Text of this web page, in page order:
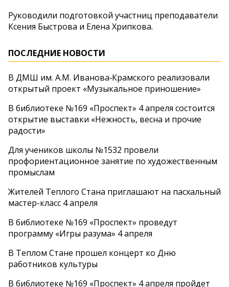
Руководили подготовкой участниц преподаватели
Ксения Быстрова и Елена Хрипкова.
ПОСЛЕДНИЕ НОВОСТИ
В ДМШ им. А.М. Иванова‑Крамского реализовали
открытый проект «Музыкальное приношение»
В библиотеке №169 «Проспект» 4 апреля состоится
открытие выставки «Нежность, весна и прочие
радости»
Для учеников школы №1532 провели
профориентационное занятие по художественным
промыслам
Жителей Теплого Стана приглашают на пасхальный
мастер-класс 4 апреля
В библиотеке №169 «Проспект» проведут
программу «Игры разума» 4 апреля
В Теплом Стане прошел концерт ко Дню
работников культуры
В библиотеке №169 «Проспект» 4 апреля пройдет